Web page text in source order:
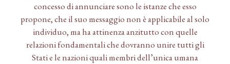
concesso di annunciare sono le istanze che esso
propone, che il suo messaggio non è applicabile al solo
individuo, ma ha attinenza anzitutto con quelle
relazioni fondamentali che dovranno unire tutti gli
Stati e le nazioni quali membri dell’unica umana